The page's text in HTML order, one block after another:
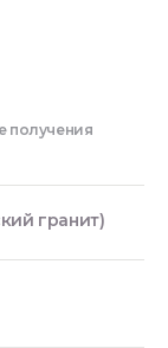
получения
гранит)